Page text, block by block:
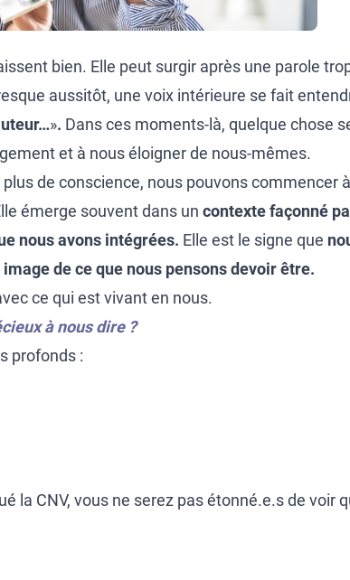
bien. Elle peut surgir après une parole
aussitôt, une voix intérieure se fait
». Dans ces moments-là, quelque chose
et à nous éloigner de nous-mêmes.
de conscience, nous pouvons commencer
émerge souvent dans un contexte façonné
nous avons intégrées. Elle est le signe que
de ce que nous pensons devoir être.
ce qui est vivant en nous.
à nous dire ?
profonds :
la CNV, vous ne serez pas étonné.e.s de voir